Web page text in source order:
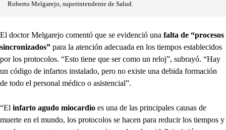
Roberto Melgarejo, superintendente de Salud.
El doctor Melgarejo comentó que se evidenció una falta de “procesos
sincronizados” para la atención adecuada en los tiempos establecidos
por los protocolos. “Esto tiene que ser como un reloj”, subrayó. “Hay
un código de infartos instalado, pero no existe una debida formación
de todo el personal médico o asistencial”.
“El infarto agudo miocardio es una de las principales causas de
muerte en el mundo, los protocolos se hacen para reducir los tiempos y